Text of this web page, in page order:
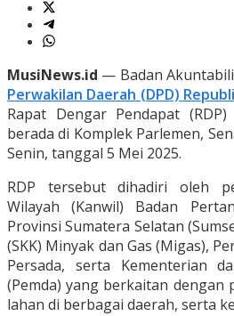
MusiNews.id — Badan
Perwakilan Daerah (DPD)
Rapat Dengar Pendapat
berada di Komplek Parlemen,
Senin, tanggal 5 Mei 2025.
RDP tersebut dihadiri oleh
Wilayah (Kanwil) Badan
Provinsi Sumatera Selatan
(SKK) Minyak dan Gas (Migas),
Persada, serta Kementerian
(Pemda) yang berkaitan dengan
lahan di berbagai daerah, serta